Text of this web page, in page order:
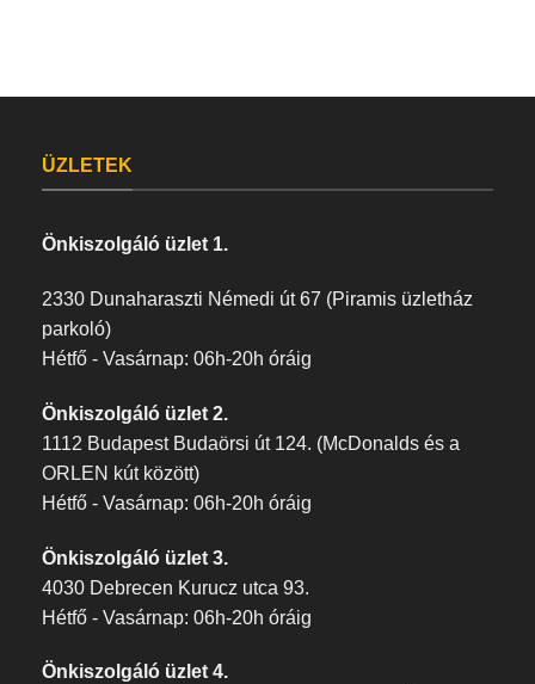
ÜZLETEK
Önkiszolgáló üzlet 1.
2330 Dunaharaszti Némedi út 67 (Piramis üzletház
parkoló)
Hétfő - Vasárnap: 06h-20h óráig
Önkiszolgáló üzlet 2.
1112 Budapest Budaörsi út 124. (McDonalds és a
ORLEN kút között)
Hétfő - Vasárnap: 06h-20h óráig
Önkiszolgáló üzlet 3.
4030 Debrecen Kurucz utca 93.
Hétfő - Vasárnap: 06h-20h óráig
Önkiszolgáló üzlet 4.